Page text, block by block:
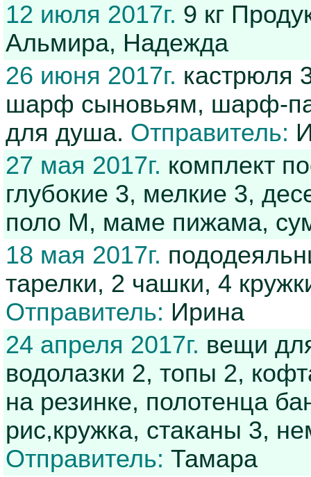
12 июля 2017г. 9 кг
Альмира, Надежда
26 июня 2017г. кастрюля
шарф сыновьям, шарф-
для душа. Отправитель:
27 мая 2017г. комплект
глубокие 3, мелкие 3,
поло М, маме пижама,
18 мая 2017г.
тарелки, 2 чашки, 4
Отправитель: Ирина
24 апреля 2017г. вещи
водолазки 2, топы 2,
на резинке, полотенца
рис,кружка, стаканы 3,
Отправитель: Тамара